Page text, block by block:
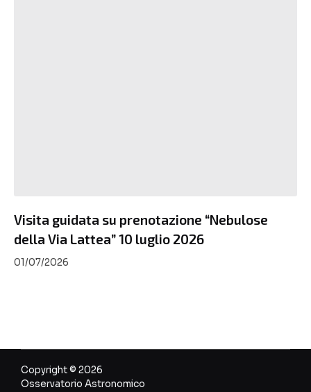
Visita guidata su prenotazione “Nebulose
della Via Lattea” 10 luglio 2026
01/07/2026
Copyright © 2026
Osservatorio Astronomico